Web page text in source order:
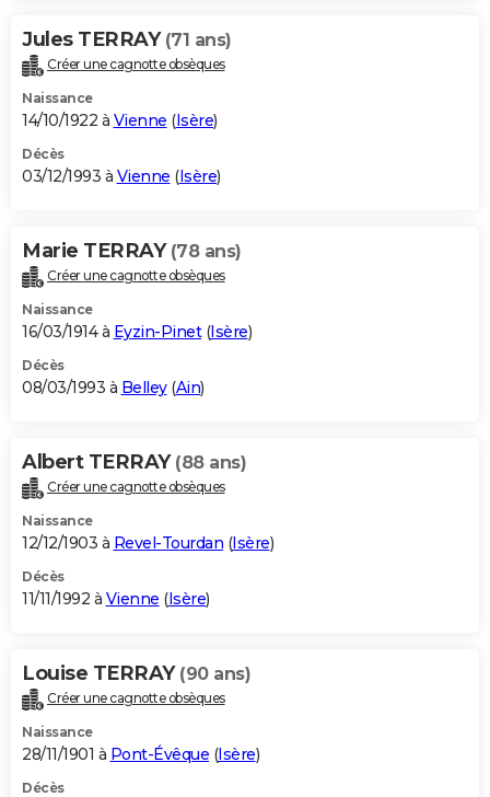
Jules TERRAY (71 ans)
Créer une cagnotte obsèques
Naissance
14/10/1922 à Vienne (Isère)
Décès
03/12/1993 à Vienne (Isère)
Marie TERRAY (78 ans)
Créer une cagnotte obsèques
Naissance
16/03/1914 à Eyzin-Pinet(Isère)
Décès
08/03/1993 à Belley(Ain)
Albert TERRAY (88 ans)
Créer une cagnotte obsèques
Naissance
12/12/1903 à Revel-Tourdan (Isère)
Décès
11/11/1992 à Vienne (Isère)
Louise TERRAY (90 ans)
Créer une cagnotte obsèques
Naissance
28/11/1901 à Pont-Évêque (Isère)
Décès